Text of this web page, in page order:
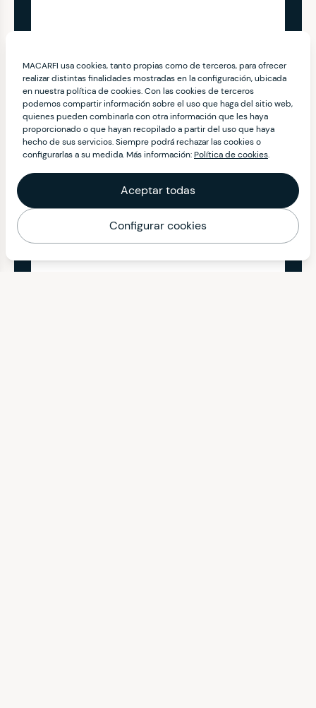
MACARFI usa cookies, tanto propias como de terceros, para ofrecer
realizar distintas finalidades mostradas en la configuración, ubicada
en nuestra política de cookies. Con las cookies de terceros
podemos compartir información sobre el uso que haga del sitio web,
quienes pueden combinarla con otra información que les haya
proporcionado o que hayan recopilado a partir del uso que haya
hecho de sus servicios. Siempre podrá rechazar las cookies o
configurarlas a su medida. Más información:Política de cookies.
Aceptar todas
Configurar cookies